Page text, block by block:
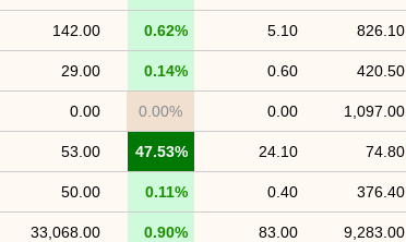
826.10
5.10
0.62%
142.00
420.50
0.60
0.14%
29.00
1,097.00
0.00
0.00%
0.00
74.80
24.10
47.53%
53.00
376.40
0.40
0.11%
50.00
9,283.00
83.00
0.90%
33,068.00